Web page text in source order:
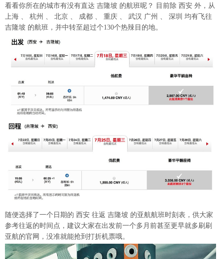
看看你所在的城市有没有直达 吉隆坡 的航班呢？ 目前除 西安 外，从
上海 、 杭州 、 北京 、 成都 、 重庆 、 武汉 广州 、 深圳 均有飞往
吉隆坡 的航班，并中转至超过个130个热辣目的地。
随便选择了一个日期的 西安 往返 吉隆坡 的亚航航班时刻表，供大家
参考往返的时间点，建议大家在出发前一个多月前甚至更早就多刷刷
亚航的官网，没准就能抢到打折机票哦。